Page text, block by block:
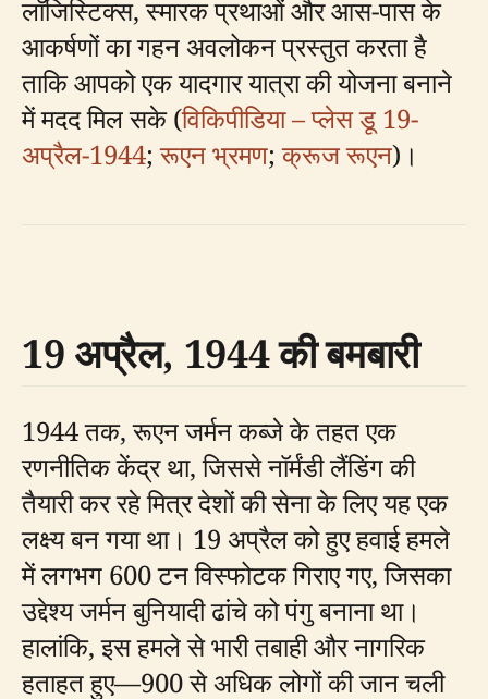
लॉजिस्टिक्स, स्मारक प्रथाओं और आस-पास के
आकर्षणों का गहन अवलोकन प्रस्तुत करता है
ताकि आपको एक यादगार यात्रा की योजना बनाने
में मदद मिल सके (विकिपीडिया – प्लेस डू 19-
अप्रैल-1944;रूएन भ्रमण;क्रूज रूएन)।
19 अप्रैल, 1944 की बमबारी
1944 तक, रूएन जर्मन कब्जे के तहत एक
रणनीतिक केंद्र था, जिससे नॉर्मंडी लैंडिंग की
तैयारी कर रहे मित्र देशों की सेना के लिए यह एक
लक्ष्य बन गया था। 19 अप्रैल को हुए हवाई हमले
में लगभग 600 टन विस्फोटक गिराए गए, जिसका
उद्देश्य जर्मन बुनियादी ढांचे को पंगु बनाना था।
हालांकि, इस हमले से भारी तबाही और नागरिक
हताहत हुए—900 से अधिक लोगों की जान चली